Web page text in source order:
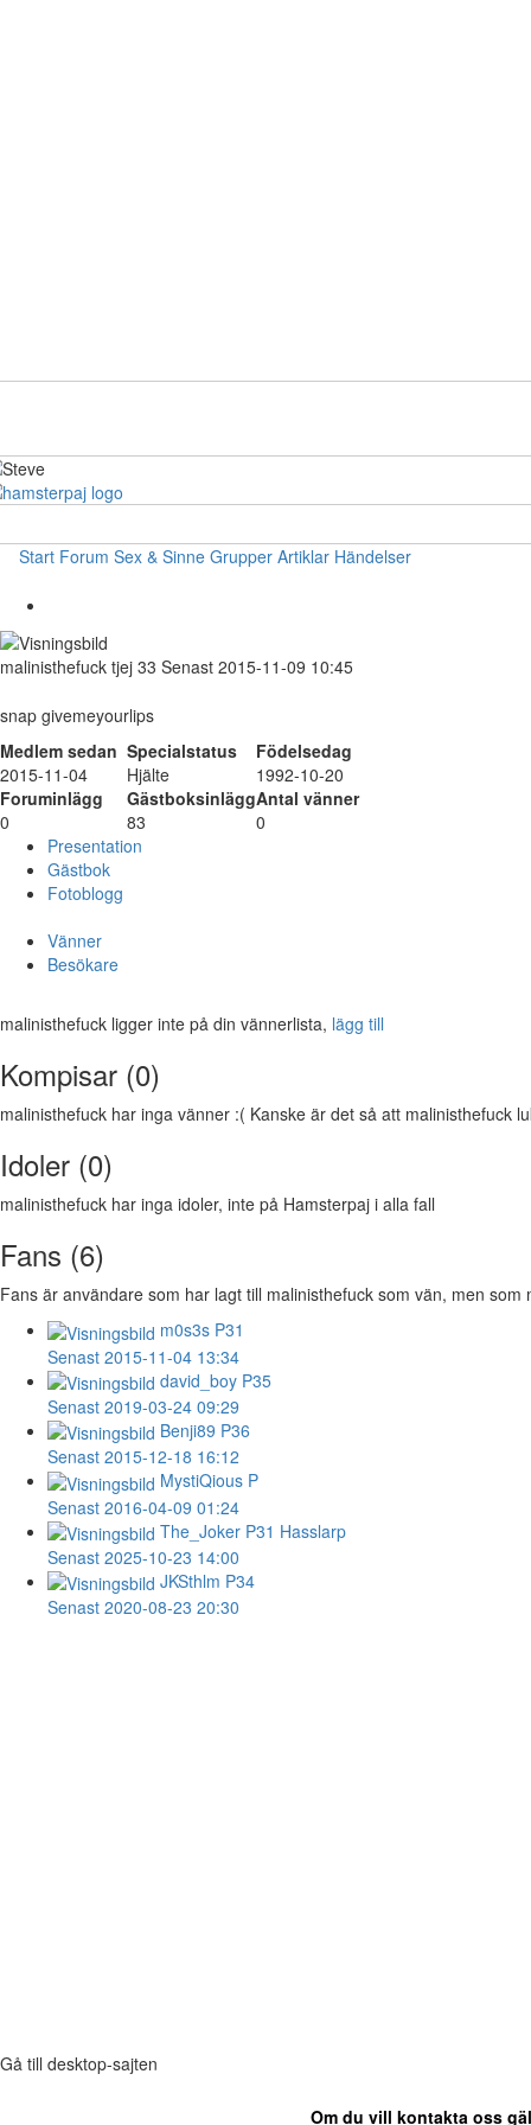
Start Forum Sex & Sinne Grupper Artiklar Händelser
malinisthefuck tjej 33 Senast 2015-11-09 10:45
snap givemeyourlips
Medlem sedan Specialstatus
Födelsedag
2015-11-04
Hjälte
1992-10-20
Foruminlägg
GästboksinläggAntal vänner
0
83
0
Presentation
Gästbok
Fotoblogg
Vänner
Besökare
malinisthefuck ligger inte på din vännerlista, lägg till
Kompisar (0)
malinisthefuck har inga vänner :( Kanske är det så att malinisthefuck
Idoler (0)
malinisthefuck har inga idoler, inte på Hamsterpaj i alla fall
Fans (6)
Fans är användare som har lagt till malinisthefuck som vän, men som
m0s3s P31
Senast 2015-11-04 13:34
david_boy P35
Senast 2019-03-24 09:29
Benji89 P36
Senast 2015-12-18 16:12
MystiQious P
Senast 2016-04-09 01:24
The_Joker P31 Hasslarp
Senast 2025-10-23 14:00
JKSthlm P34
Senast 2020-08-23 20:30
Gå till desktop-sajten
Om du vill kontakta oss